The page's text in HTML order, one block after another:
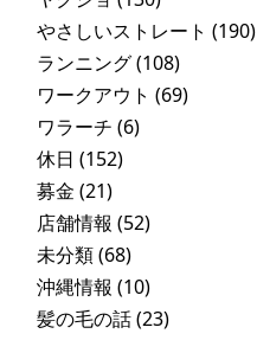
やさしいストレート (190)
ランニング(108)
ワークアウト (69)
ワラーチ (6)
休日 (152)
募金 (21)
店舗情報 (52)
未分類(68)
沖縄情報 (10)
髪の毛の話(23)